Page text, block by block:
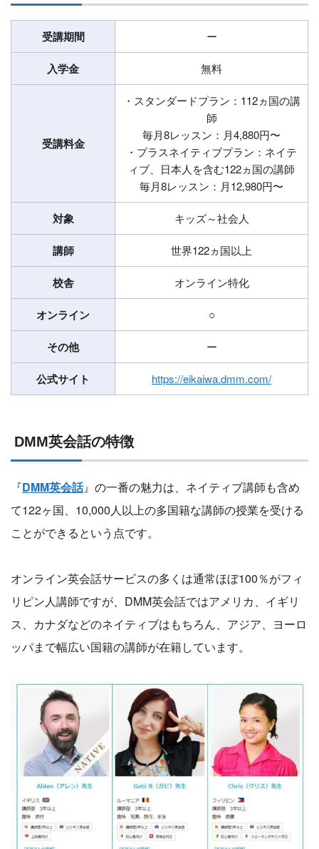
受講期間 ー
入学金 無料
受講料金
・スタンダードプラン：112ヵ国の講
師
毎月8レッスン：月4,880円〜
・プラスネイティブプラン：ネイテ
ィブ、日本人を含む122ヵ国の講師
毎月8レッスン：月12,980円〜
対象 キッズ～社会人
講師 世界122ヵ国以上
校舎 オンライン特化
オンライン ○
その他 ー
公式サイト https://eikaiwa.dmm.com/
DMM英会話の特徴
『DMM英会話』の一番の魅力は、ネイティブ講師も含め
て122ヶ国、10,000人以上の多国籍な講師の授業を受ける
ことができるという点です。
オンライン英会話サービスの多くは通常ほぼ100％がフィ
リピン人講師ですが、DMM英会話ではアメリカ、イギリ
ス、カナダなどのネイティブはもちろん、アジア、ヨーロ
ッパまで幅広い国籍の講師が在籍しています。